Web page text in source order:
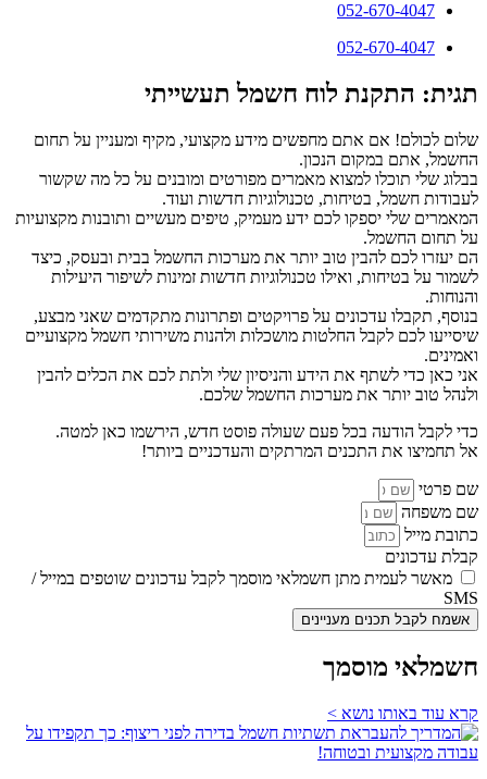
052-670-4047
052-670-4047
תגית: התקנת לוח חשמל תעשייתי
שלום לכולם! אם אתם מחפשים מידע מקצועי, מקיף ומעניין על תחום
החשמל, אתם במקום הנכון.
בבלוג שלי תוכלו למצוא מאמרים מפורטים ומובנים על כל מה שקשור
לעבודות חשמל, בטיחות, טכנולוגיות חדשות ועוד.
המאמרים שלי יספקו לכם ידע מעמיק, טיפים מעשיים ותובנות מקצועיות
על תחום החשמל.
הם יעזרו לכם להבין טוב יותר את מערכות החשמל בבית ובעסק, כיצד
לשמור על בטיחות, ואילו טכנולוגיות חדשות זמינות לשיפור היעילות
והנוחות.
בנוסף, תקבלו עדכונים על פרויקטים ופתרונות מתקדמים שאני מבצע,
שיסייעו לכם לקבל החלטות מושכלות ולהנות משירותי חשמל מקצועיים
ואמינים.
אני כאן כדי לשתף את הידע והניסיון שלי ולתת לכם את הכלים להבין
ולנהל טוב יותר את מערכות החשמל שלכם.
כדי לקבל הודעה בכל פעם שעולה פוסט חדש, הירשמו כאן למטה.
אל תחמיצו את התכנים המרתקים והעדכניים ביותר!
שם פרטי
שם משפחה
כתובת מייל
קבלת עדכונים
מאשר לעמית מתן חשמלאי מוסמך לקבל עדכונים שוטפים במייל /
SMS
אשמח לקבל תכנים מעניינים
חשמלאי מוסמך
קרא עוד באותו נושא >